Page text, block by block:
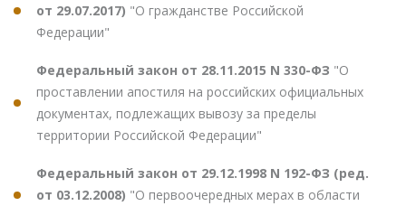
от 29.07.2017) "О гражданстве Российской
Федерации"
Федеральный закон от 28.11.2015 N 330-ФЗ "О
проставлении апостиля на российских официальных
документах, подлежащих вывозу за пределы
территории Российской Федерации"
Федеральный закон от 29.12.1998 N 192-ФЗ (ред.
от 03.12.2008) "О первоочередных мерах в области